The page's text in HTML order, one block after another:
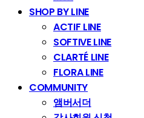
SHOP BY LINE
ACTIF LINE
SOFTIVE LINE
CLARTÉ LINE
FLORA LINE
COMMUNITY
앰버서더